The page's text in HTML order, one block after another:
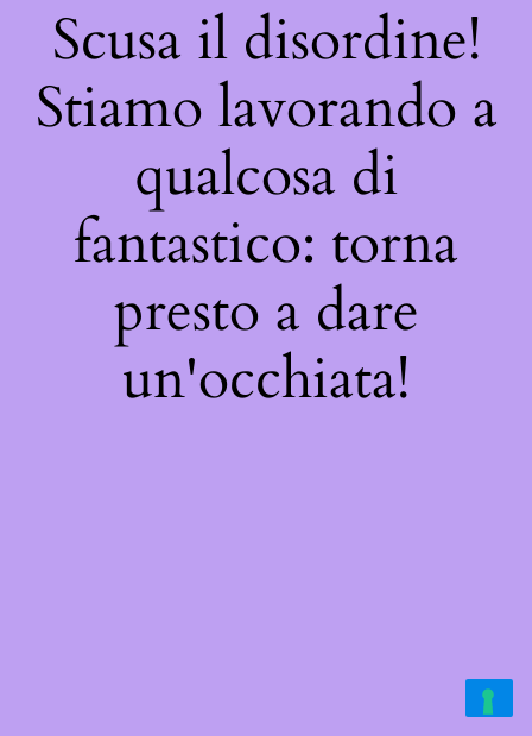
Scusa il disordine!
Stiamo lavorando a
qualcosa di
fantastico: torna
presto a dare
un'occhiata!